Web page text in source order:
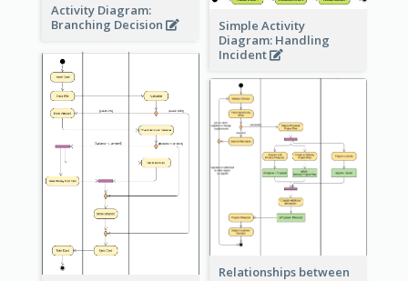
Activity Diagram:
Branching Decision
Simple Activity
Diagram: Handling
Incident
Relationships between